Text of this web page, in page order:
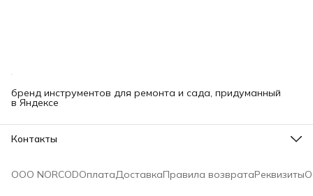
бренд инструментов для ремонта и сада, придуманный
в Яндексе
Контакты
Эл. почта
ООО NORCODОплатаДоставкаПравила возвратаРеквизиты